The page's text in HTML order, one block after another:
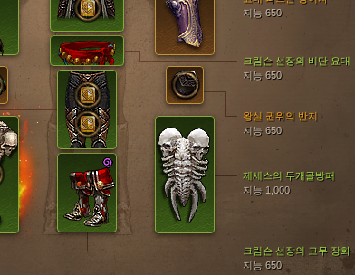
크림슨 선장의 고무 장화
지능 650
지능 650
제세스의 두개골방패
지능 1,000
크림슨 선장의 비단 요대
지능 650
왕실 권위의 반지
지능 650